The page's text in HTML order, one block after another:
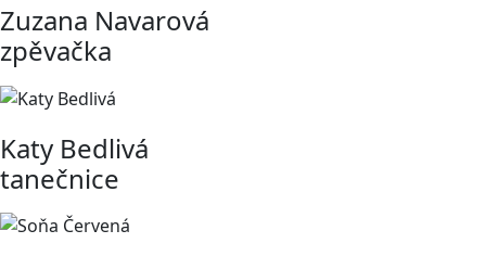
Zuzana Navarová
zpěvačka
Katy Bedlivá
tanečnice